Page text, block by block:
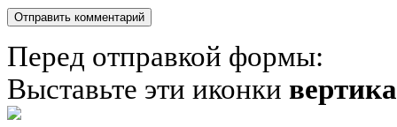
Перед отправкой формы:
Выставьте эти иконки